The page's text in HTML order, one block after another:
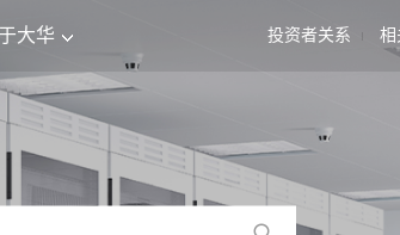
相
投资者关系
大华